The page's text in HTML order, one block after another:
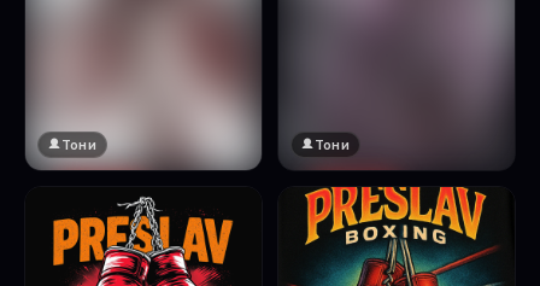
Натисни за преглед
Тони
🔞 18+
Натисни за преглед
Тони